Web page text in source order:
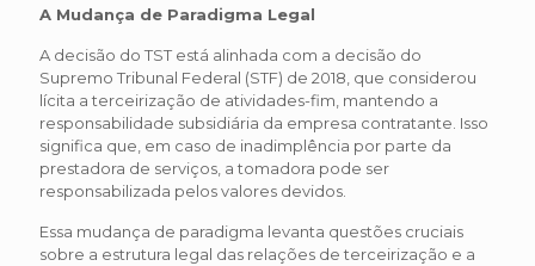
A Mudança de Paradigma Legal
A decisão do TST está alinhada com a decisão do
Supremo Tribunal Federal (STF) de 2018, que considerou
lícita a terceirização de atividades-fim, mantendo a
responsabilidade subsidiária da empresa contratante. Isso
significa que, em caso de inadimplência por parte da
prestadora de serviços, a tomadora pode ser
responsabilizada pelos valores devidos.
Essa mudança de paradigma levanta questões cruciais
sobre a estrutura legal das relações de terceirização e a